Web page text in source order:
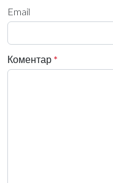
Email
Коментар *